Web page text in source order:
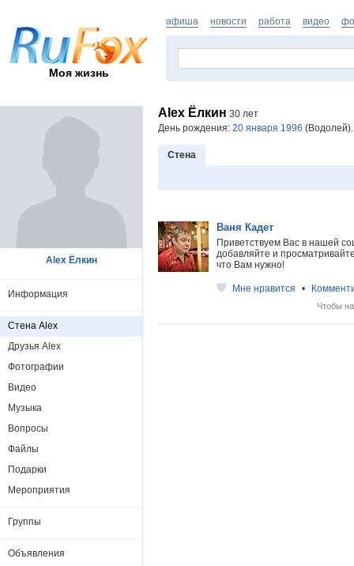
Моя жизнь
афиша новости работа видео
Alex Ёлкин 30 лет
День рождения: 20 января 1996
Стена
Ваня Кадет
Приветствуем Вас в нашей
добавляйте и
что Вам нужно!
Мне нравится •
Чтобы
Alex Ёлкин
Информация
Стена Alex
Друзья Alex
Фотографии
Видео
Музыка
Вопросы
Файлы
Подарки
Мероприятия
Группы
Объявления